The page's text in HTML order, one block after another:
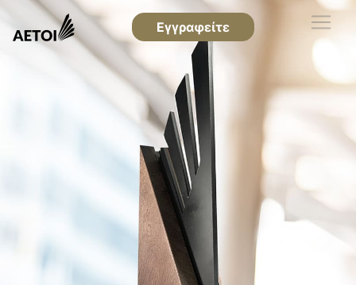
Εγγραφείτε